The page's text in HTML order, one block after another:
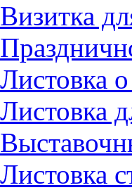
Визитка
Листовка
Листовка
Листовка